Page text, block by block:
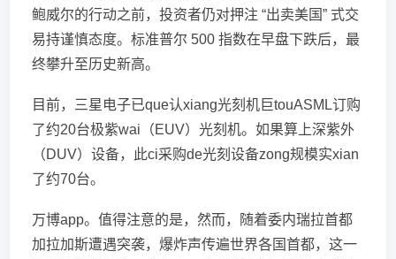
鲍威尔的行动之前，投资者仍对押注 “出卖美国” 式交
易持谨慎态度。标准普尔 500 指数在早盘下跌后，最
终攀升至历史新高。
目前，三星电子已que认xiang光刻机巨touASML订购
了约20台极紫wai（EUV）光刻机。如果算上深紫外
（DUV）设备，此ci采购de光刻设备zong规模实xian
了约70台。
万博app。值得注意的是，然而，随着委内瑞拉首都
加拉加斯遭遇突袭，爆炸声传遍世界各国首都，这一